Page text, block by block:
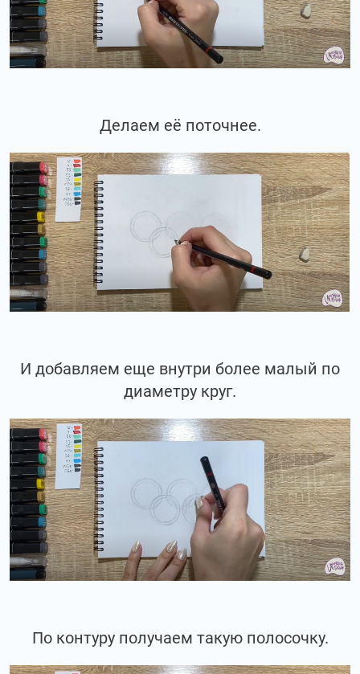
Делаем её поточнее.
И добавляем еще внутри более малый по
диаметру круг.
По контуру получаем такую полосочку.